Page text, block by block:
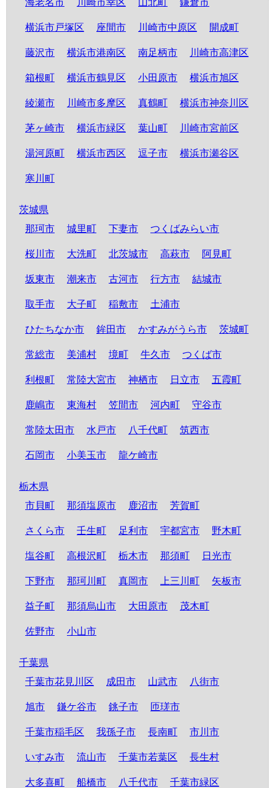
海老名市 川崎市幸区 山北町 鎌倉市
横浜市戸塚区 座間市 川崎市中原区 開成町
藤沢市 横浜市港南区 南足柄市 川崎市高津区
箱根町 横浜市鶴見区 小田原市 横浜市旭区
綾瀬市 川崎市多摩区 真鶴町 横浜市神奈川区
茅ヶ崎市 横浜市緑区 葉山町 川崎市宮前区
湯河原町 横浜市西区 逗子市 横浜市瀬谷区
寒川町
茨城県
那珂市
城里町 下妻市 つくばみらい市
桜川市 大洗町 北茨城市 高萩市 阿見町
坂東市 潮来市 古河市 行方市 結城市
取手市 大子町 稲敷市 土浦市
ひたちなか市 鉾田市 かすみがうら市 茨城町
常総市 美浦村 境町 牛久市 つくば市
利根町 常陸大宮市 神栖市 日立市 五霞町
鹿嶋市 東海村 笠間市 河内町 守谷市
常陸太田市 水戸市 八千代町 筑西市
石岡市 小美玉市 龍ケ崎市
栃木県
市貝町
那須塩原市 鹿沼市 芳賀町
さくら市 壬生町 足利市 宇都宮市 野木町
塩谷町 高根沢町 栃木市 那須町 日光市
下野市 那珂川町 真岡市 上三川町 矢板市
益子町 那須烏山市 大田原市 茂木町
佐野市 小山市
千葉県
千葉市花見川区
成田市 山武市 八街市
旭市 鎌ケ谷市 銚子市 匝瑳市
千葉市稲毛区 我孫子市 長南町 市川市
いすみ市 流山市 千葉市若葉区 長生村
大多喜町 船橋市 八千代市 千葉市緑区